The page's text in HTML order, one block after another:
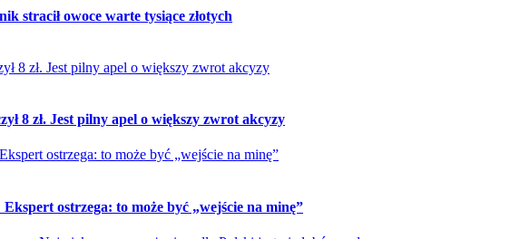
stracił owoce warte tysiące złotych
8 zł. Jest pilny apel o większy zwrot akcyzy
ostrzega: to może być „wejście na minę”